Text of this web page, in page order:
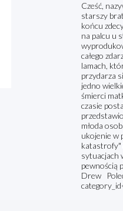
Cześć,
starszy
końcu
na palcu u
całego
lamach,
przydarza
jedno
śmierci
czasie
młoda
ukojenie w
katastrofy"
sytuacjach
pewnością
Drew